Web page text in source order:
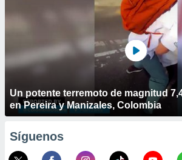
Un potente terremoto de magnitud
en Pereira y Manizales, Colombia
Síguenos